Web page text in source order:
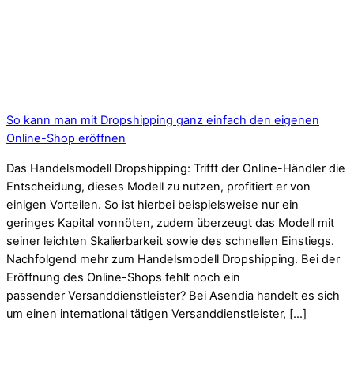
So kann man mit Dropshipping ganz einfach den eigenen
Online-Shop eröffnen
Das Handelsmodell Dropshipping: Trifft der Online-Händler die
Entscheidung, dieses Modell zu nutzen, profitiert er von
einigen Vorteilen. So ist hierbei beispielsweise nur ein
geringes Kapital vonnöten, zudem überzeugt das Modell mit
seiner leichten Skalierbarkeit sowie des schnellen Einstiegs.
Nachfolgend mehr zum Handelsmodell Dropshipping. Bei der
Eröffnung des Online-Shops fehlt noch ein
passender Versanddienstleister? Bei Asendia handelt es sich
um einen international tätigen Versanddienstleister, […]